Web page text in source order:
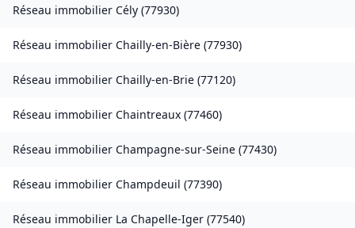
Réseau immobilier Cély (77930)
Réseau immobilier Chailly-en-Bière (77930)
Réseau immobilier Chailly-en-Brie (77120)
Réseau immobilier Chaintreaux (77460)
Réseau immobilier Champagne-sur-Seine (77430)
Réseau immobilier Champdeuil (77390)
Réseau immobilier La Chapelle-Iger (77540)